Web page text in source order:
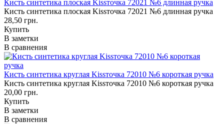
Кисть синтетика плоская Kissточка 72021 №6 длинная ручка
Кисть синтетика плоская Kissточка 72021 №6 длинная ручка
28,50 грн.
Купить
В заметки
В сравнения
Кисть синтетика круглая Kissточка 72010 №6 короткая ручка
Кисть синтетика круглая Kissточка 72010 №6 короткая ручка
20,00 грн.
Купить
В заметки
В сравнения